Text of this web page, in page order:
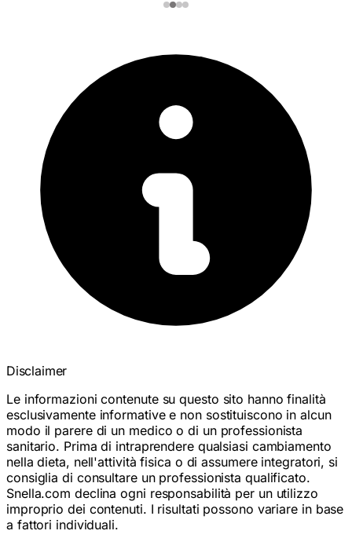
Disclaimer
Le informazioni contenute su questo sito hanno finalità
esclusivamente informative e non sostituiscono in alcun
modo il parere di un medico o di un professionista
sanitario. Prima di intraprendere qualsiasi cambiamento
nella dieta, nell'attività fisica o di assumere integratori, si
consiglia di consultare un professionista qualificato.
Snella.com declina ogni responsabilità per un utilizzo
improprio dei contenuti. I risultati possono variare in base
a fattori individuali.